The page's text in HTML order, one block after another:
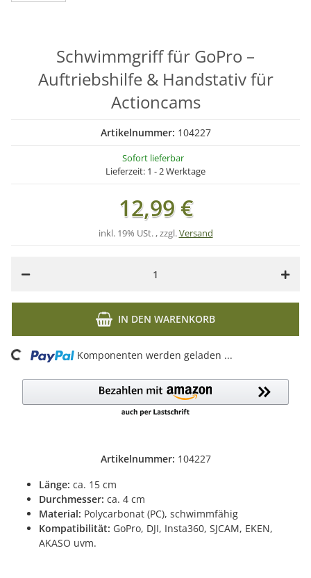
Artikelnummer: 104227
Länge: ca. 15 cm
Durchmesser: ca. 4 cm
Material: Polycarbonat (PC), schwimmfähig
Kompatibilität: GoPro, DJI, Insta360, SJCAM, EKEN,
AKASO uvm.
Schwimmgriff für GoPro –
Auftriebshilfe & Handstativ für
Actioncams
Artikelnummer: 104227
Sofort lieferbar
Lieferzeit: 1 - 2 Werktage
12,99 €
inkl. 19% USt. , zzgl.Versand
IN DEN WARENKORB
Loading... Komponenten werden geladen ...